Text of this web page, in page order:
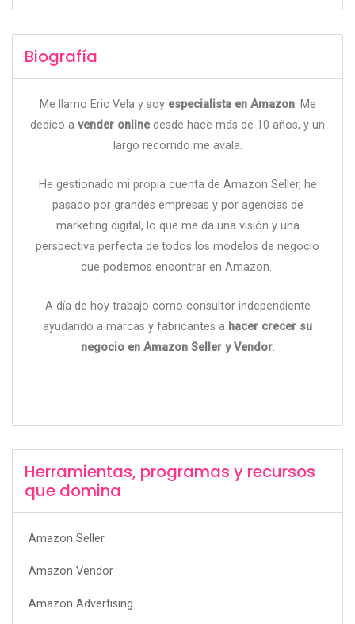
Biografía
Me llamo Eric Vela y soy especialista en Amazon. Me
dedico a vender onlinedesde hace más de 10 años, y un
largo recorrido me avala.
He gestionado mi propia cuenta de Amazon Seller, he
pasado por grandes empresas y por agencias de
marketing digital, lo que me da una visión y una
perspectiva perfecta de todos los modelos de negocio
que podemos encontrar en Amazon.
A día de hoy trabajo como consultor independiente
ayudando a marcas y fabricantes a hacer crecer su
negocio en Amazon Seller y Vendor.
Herramientas, programas y recursos
que domina
Amazon Seller
Amazon Vendor
Amazon Advertising